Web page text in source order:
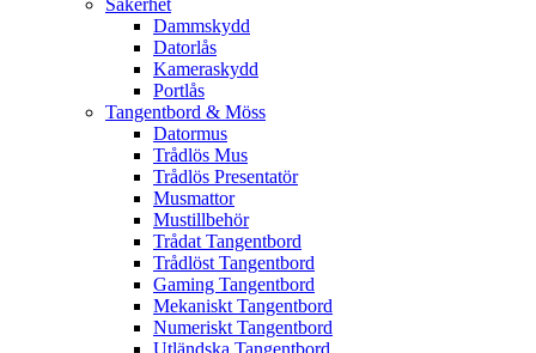
Säkerhet
Dammskydd
Datorlås
Kameraskydd
Portlås
Tangentbord & Möss
Datormus
Trådlös Mus
Trådlös Presentatör
Musmattor
Mustillbehör
Trådat Tangentbord
Trådlöst Tangentbord
Gaming Tangentbord
Mekaniskt Tangentbord
Numeriskt Tangentbord
Utländska Tangentbord